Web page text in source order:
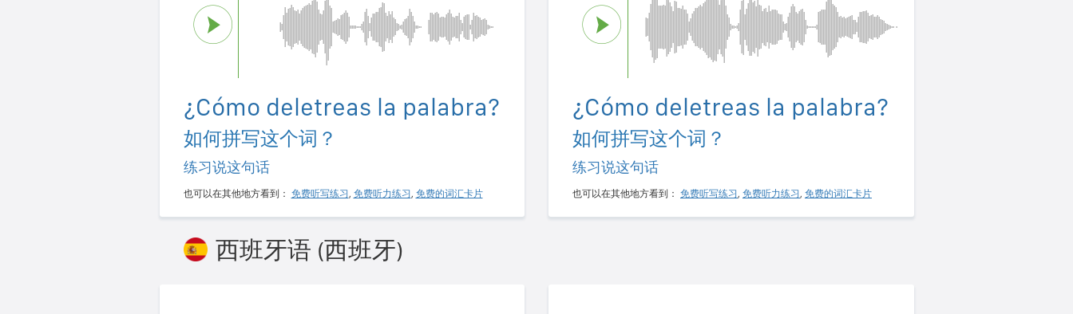
¿Cómo deletreas la palabra?
如何拼写这个词？
练习说这句话
也可以在其他地方看到： 免费听写练习, 免费听力练习, 免费的词汇卡片
¿Cómo deletreas la palabra?
如何拼写这个词？
练习说这句话
也可以在其他地方看到： 免费听写练习, 免费听力练习, 免费的词汇卡片
西班牙语 (西班牙)